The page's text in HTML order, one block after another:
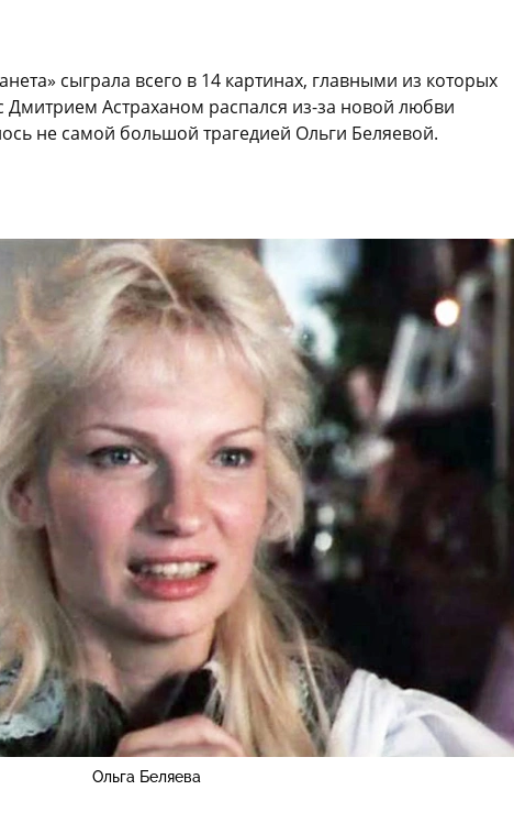
сыграла всего в 14 картинах, главными из которых
Дмитрием Астраханом распался из-за новой любви
не самой большой трагедией Ольги Беляевой.
Ольга Беляева